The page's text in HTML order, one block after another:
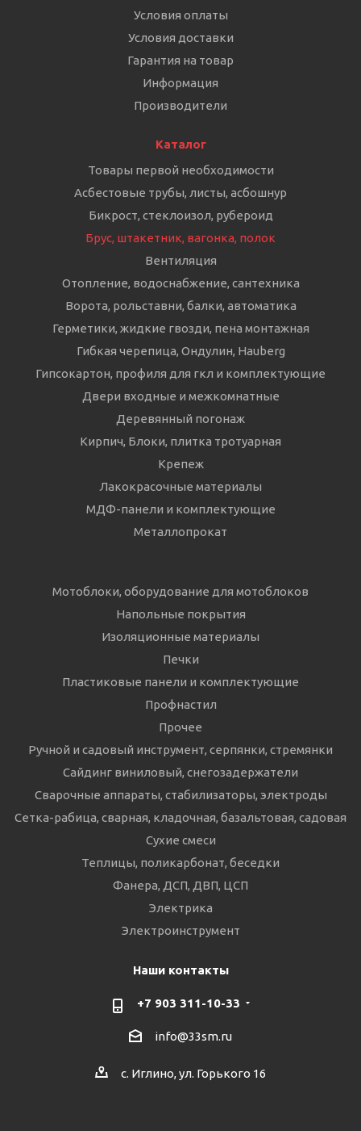
Условия оплаты
Условия доставки
Гарантия на товар
Информация
Производители
Каталог
Товары первой необходимости
Асбестовые трубы, листы, асбошнур
Бикрост, стеклоизол, рубероид
Брус, штакетник, вагонка, полок
Вентиляция
Отопление, водоснабжение, сантехника
Ворота, рольставни, балки, автоматика
Герметики, жидкие гвозди, пена монтажная
Гибкая черепица, Ондулин, Hauberg
Гипсокартон, профиля для гкл и комплектующие
Двери входные и межкомнатные
Деревянный погонаж
Кирпич, Блоки, плитка тротуарная
Крепеж
Лакокрасочные материалы
МДФ-панели и комплектующие
Металлопрокат
Мотоблоки, оборудование для мотоблоков
Напольные покрытия
Изоляционные материалы
Печки
Пластиковые панели и комплектующие
Профнастил
Прочее
Ручной и садовый инструмент, серпянки, стремянки
Сайдинг виниловый, снегозадержатели
Сварочные аппараты, стабилизаторы, электроды
Сетка-рабица, сварная, кладочная, базальтовая, садовая
Сухие смеси
Теплицы, поликарбонат, беседки
Фанера, ДСП, ДВП, ЦСП
Электрика
Электроинструмент
Наши контакты
+7 903 311-10-33
info@33sm.ru
с. Иглино, ул. Горького 16